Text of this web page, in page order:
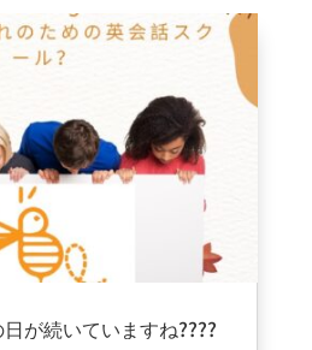
が続いていますね????